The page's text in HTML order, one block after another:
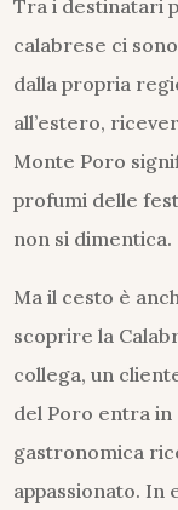
Tra i destinatari
calabrese ci
dalla propria
all’estero,
Monte Poro
profumi delle
non si dimentica.
Ma il cesto è
scoprire la
collega, un
del Poro entra
gastronomica
appassionato. In